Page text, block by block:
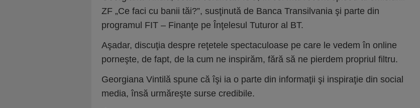
ZF „Ce faci cu banii tăi?”, susţinută de Banca Transilvania şi parte din
programul FIT – Finanţe pe Înţelesul Tuturor al BT.
Aşadar, discuţia despre reţetele spectaculoase pe care le vedem în online
porneşte, de fapt, de la cum ne inspirăm, fără să ne pierdem propriul filtru.
Georgiana Vintilă spune că îşi ia o parte din informaţii şi inspiraţie din social
media, însă urmăreşte surse credibile.